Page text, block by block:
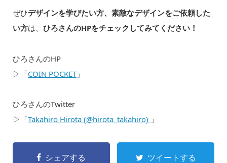
ぜひデザインを学びたい方、素敵なデザインをご依頼した
い方は、 ひろさんのHPをチェックしてみてください！
ひろさんのHP
▷「COIN POCKET」
ひろさんのTwitter
▷「Takahiro Hirota (@hirota_takahiro) 」
シェアする ツイートする